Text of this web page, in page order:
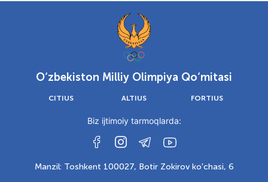
O‘zbekiston Milliy Olimpiya Qo‘mitasi
CITIUS ALTIUS FORTIUS
Biz ijtimoiy tarmoqlarda:
Manzil: Toshkent 100027, Botir Zokirov ko'chasi, 6